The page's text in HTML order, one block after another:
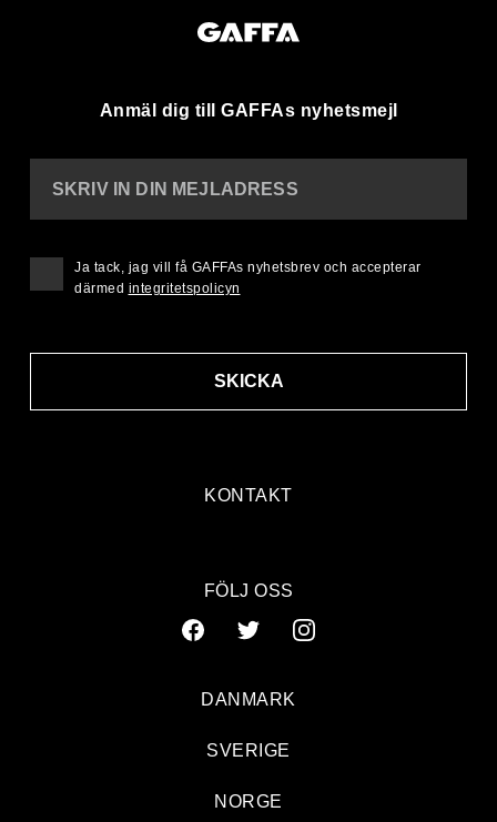
Anmäl dig till GAFFAs nyhetsmejl
KONTAKT
SKRIV IN DIN MEJLADRESS
SKICKA
Ja tack, jag vill få GAFFAs nyhetsbrev och accepterar
därmed integritetspolicyn
FÖLJ OSS
DANMARK
SVERIGE
NORGE